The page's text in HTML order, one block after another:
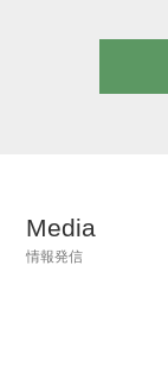
Media
情報発信